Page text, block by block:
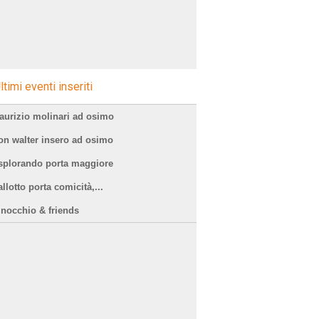
eventi inseriti
molinari ad osimo
walter insero ad osimo
porta maggiore
porta comicità,...
& friends